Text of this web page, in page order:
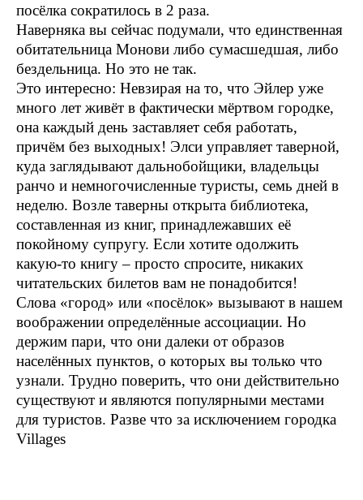
посёлка сократилось в 2 раза.
Наверняка вы сейчас подумали, что единственная
обитательница Монови либо сумасшедшая, либо
бездельница. Но это не так.
Это интересно: Невзирая на то, что Эйлер уже
много лет живёт в фактически мёртвом городке,
она каждый день заставляет себя работать,
причём без выходных! Элси управляет таверной,
куда заглядывают дальнобойщики, владельцы
ранчо и немногочисленные туристы, семь дней в
неделю. Возле таверны открыта библиотека,
составленная из книг, принадлежавших её
покойному супругу. Если хотите одолжить
какую-то книгу – просто спросите, никаких
читательских билетов вам не понадобится!
Слова «город» или «посёлок» вызывают в нашем
воображении определённые ассоциации. Но
держим пари, что они далеки от образов
населённых пунктов, о которых вы только что
узнали. Трудно поверить, что они действительно
существуют и являются популярными местами
для туристов. Разве что за исключением городка
Villages